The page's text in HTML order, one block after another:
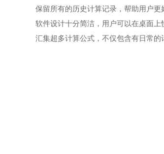
保留所有的历史计算记录，帮助用户更
软件设计十分简洁，用户可以在桌面上
汇集超多计算公式，不仅包含有日常的